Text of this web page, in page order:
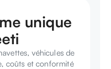
unique
véhicules de
coûts et conformité